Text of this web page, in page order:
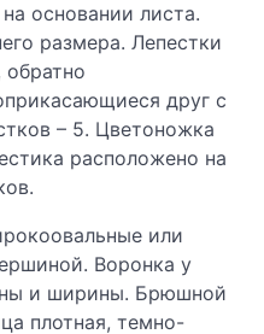
основании листа.
размера. Лепестки
обратно
друг с
– 5. Цветоножка
расположено на
или
Воронка у
и ширины. Брюшной
плотная, темно-